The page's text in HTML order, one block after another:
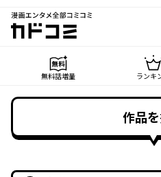
漫画エンタメ全部コミコミ
カドコミ
無料話増量 ランキ
作品